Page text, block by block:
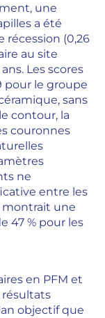
une
a été
récession (0,26
au site
Les scores
pour le groupe
sans
contour, la
couronnes
ne
entre les
montrait une
47 % pour les
en PFM et
objectif que